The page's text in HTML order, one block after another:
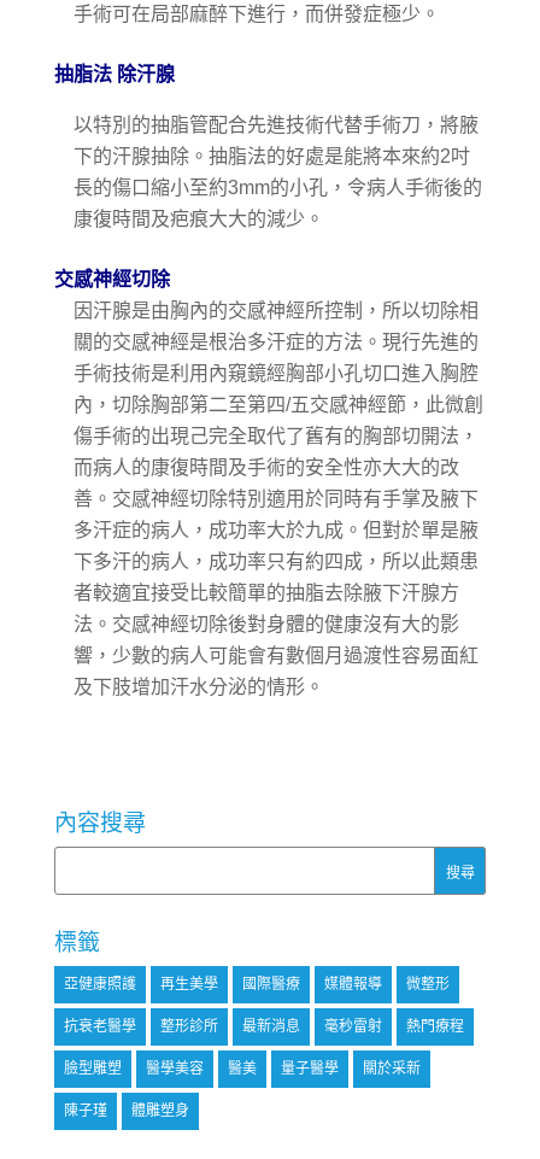
手術可在局部麻醉下進行，而併發症極少。
抽脂法 除汗腺
以特別的抽脂管配合先進技術代替手術刀，將腋
下的汗腺抽除。抽脂法的好處是能將本來約2吋
長的傷口縮小至約3mm的小孔，令病人手術後的
康復時間及疤痕大大的減少。
交感神經切除
因汗腺是由胸內的交感神經所控制，所以切除相
關的交感神經是根治多汗症的方法。現行先進的
手術技術是利用內窺鏡經胸部小孔切口進入胸腔
內，切除胸部第二至第四/五交感神經節，此微創
傷手術的出現己完全取代了舊有的胸部切開法，
而病人的康復時間及手術的安全性亦大大的改
善。交感神經切除特別適用於同時有手掌及腋下
多汗症的病人，成功率大於九成。但對於單是腋
下多汗的病人，成功率只有約四成，所以此類患
者較適宜接受比較簡單的抽脂去除腋下汗腺方
法。交感神經切除後對身體的健康沒有大的影
響，少數的病人可能會有數個月過渡性容易面紅
及下肢增加汗水分泌的情形。
內容搜尋
標籤
亞健康照護 再生美學 國際醫療 媒體報導 微整形
抗衰老醫學 整形診所 最新消息 毫秒雷射 熱門療程
臉型雕塑 醫學美容 醫美 量子醫學 關於采新
陳子瑾 體雕塑身